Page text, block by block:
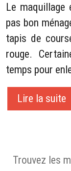
Le
pas bon
tapis de
rouge.
temps pour
Lire la suite
Trouvez les